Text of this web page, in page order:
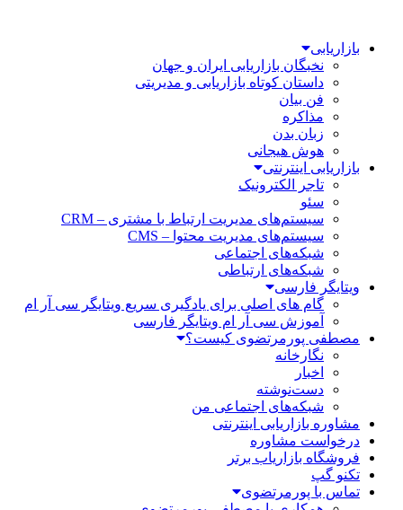
بازاریابی
نخبگان بازاریابی ایران و جهان
داستان کوتاه بازاریابی و مدیریتی
فن بیان
مذاکره
زبان بدن
هوش هیجانی
بازاریابی اینترنتی
تاجر الکترونیک
سئو
سیستم‌های مدیریت ارتباط با مشتری – CRM
سیستم‌های مدیریت محتوا – CMS
شبکه‌های اجتماعی
شبکه‌های ارتباطی
ویتایگر فارسی
گام های اصلی برای یادگیری سریع ویتایگر سی آر ام
آموزش سی آر ام ویتایگر فارسی
مصطفی پورمرتضوی کیست؟
نگارخانه
اخبار
دست‌نوشته
شبکه‌های اجتماعی من
مشاوره بازاریابی اینترنتی
درخواست مشاوره
فروشگاه بازاریاب برتر
تکنو گپ
تماس با پورمرتضوی